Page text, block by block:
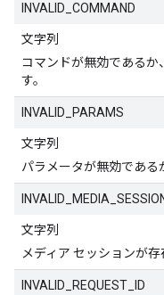
INVALID_COMMAND
文字列
コマンドが無効であるか
す。
INVALID_PARAMS
文字列
パラメータが無効である
文字列
メディア セッションが
INVALID_REQUEST_ID